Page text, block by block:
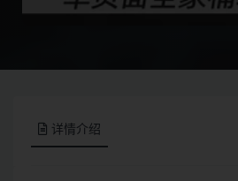
详情介绍